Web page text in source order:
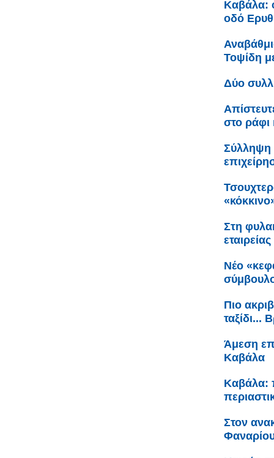
Καβάλα:
οδό
Τοψίδη
Δύο
στο ράφι
Σύλληψη
Στη
Νέο
Πιο
ταξίδι...
Άμεση
Καβάλα
Καβάλα:
Στον